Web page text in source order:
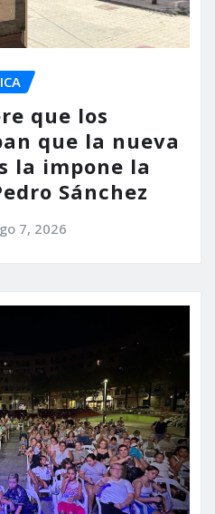
que los
que la nueva
la impone la
Sánchez
7, 2026